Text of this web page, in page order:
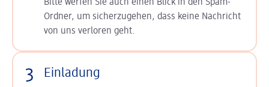
Bitte werfen Sie auch einen Blick in den Spam-
Ordner, um sicherzugehen, dass keine Nachricht
von uns verloren geht.
3 Einladung